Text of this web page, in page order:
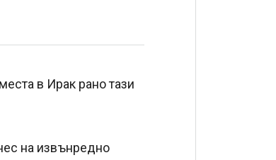
в Ирак рано тази
на извънредно